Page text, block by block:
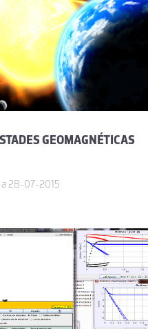
GEOMAGNÉTICAS
a 28-07-2015